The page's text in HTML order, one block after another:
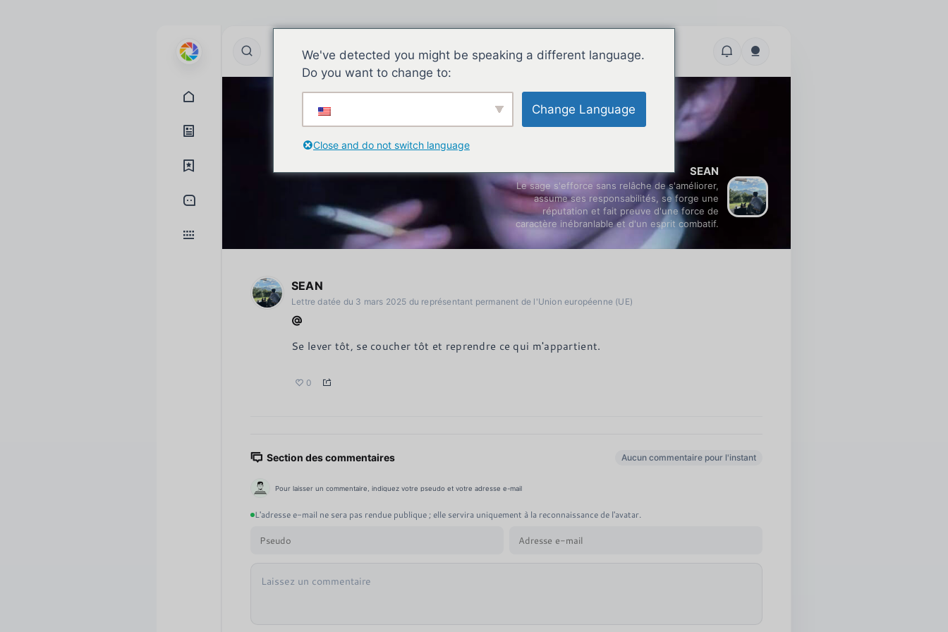
SEAN
Le sage s'efforce sans relâche de s'améliorer,
assume ses responsabilités, se forge une
réputation et fait preuve d'une force de
caractère inébranlable et d'un esprit combatif.
SEAN
Lettre datée du 3 mars 2025 du représentant permanent de l'Union européenne (UE)
Se lever tôt, se coucher tôt et reprendre ce qui m'appartient.
0
Section des commentaires Aucun commentaire pour l'instant
Pour laisser un commentaire, indiquez votre pseudo et votre adresse e-mail
L'adresse e-mail ne sera pas rendue publique ; elle servira uniquement à la reconnaissance de l'avatar.
We've detected you might be speaking a different language.
Do you want to change to:
Change Language
Close and do not switch language